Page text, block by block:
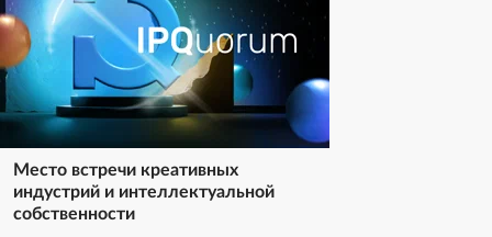
Место встречи креативных
индустрий и интеллектуальной
собственности